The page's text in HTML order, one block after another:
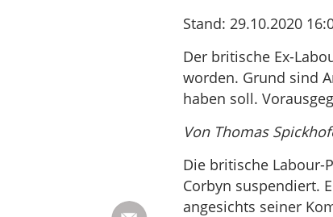
Stand: 29.10.2020
Der britische Ex-
worden. Grund sind
haben soll.
Von Thomas
Die britische Labour-
Corbyn suspendiert.
angesichts seiner